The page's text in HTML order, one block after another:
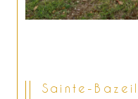
Sainte-